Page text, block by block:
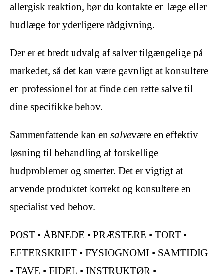
allergisk reaktion, bør du kontakte en læge eller
hudlæge for yderligere rådgivning.
Der er et bredt udvalg af salver tilgængelige på
markedet, så det kan være gavnligt at konsultere
en professionel for at finde den rette salve til
dine specifikke behov.
Sammenfattende kan en salvevære en effektiv
løsning til behandling af forskellige
hudproblemer og smerter. Det er vigtigt at
anvende produktet korrekt og konsultere en
specialist ved behov.
POST • ÅBNEDE • PRÆSTERE • TORT •
EFTERSKRIFT • FYSIOGNOMI • SAMTIDIG
• TAVE • FIDEL • INSTRUKTØR •